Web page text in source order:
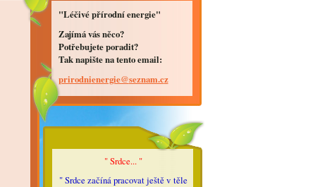
"Léčivé přírodní energie"
Zajímá vás něco?
Potřebujete poradit?
Tak napište na tento email:
prirodnienergie@seznam.cz
" Srdce... "
" Srdce začíná pracovat ještě v těle